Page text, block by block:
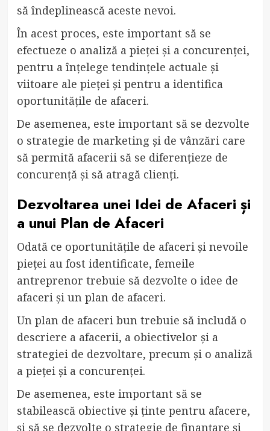
să îndeplinească aceste nevoi.
În acest proces, este important să se
efectueze o analiză a pieței și a concurenței,
pentru a înțelege tendințele actuale și
viitoare ale pieței și pentru a identifica
oportunitățile de afaceri.
De asemenea, este important să se dezvolte
o strategie de marketing și de vânzări care
să permită afacerii să se diferențieze de
concurență și să atragă clienți.
Dezvoltarea unei Idei de Afaceri și
a unui Plan de Afaceri
Odată ce oportunitățile de afaceri și nevoile
pieței au fost identificate, femeile
antreprenor trebuie să dezvolte o idee de
afaceri și un plan de afaceri.
Un plan de afaceri bun trebuie să includă o
descriere a afacerii, a obiectivelor și a
strategiei de dezvoltare, precum și o analiză
a pieței și a concurenței.
De asemenea, este important să se
stabilească obiective și ținte pentru afacere,
și să se dezvolte o strategie de finanțare și